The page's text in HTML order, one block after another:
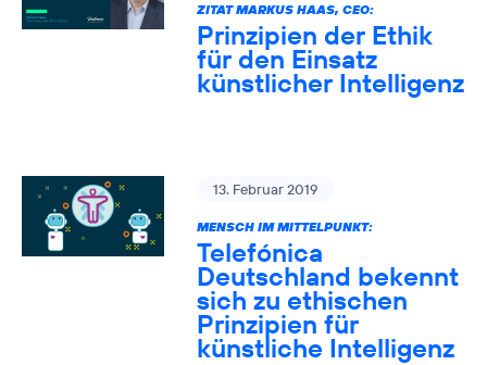
ZITAT MARKUS HAAS, CEO:
Prinzipien der Ethik
für den Einsatz
künstlicher Intelligenz
13. Februar 2019
MENSCH IM MITTELPUNKT:
Telefónica
Deutschland bekennt
sich zu ethischen
Prinzipien für
künstliche Intelligenz